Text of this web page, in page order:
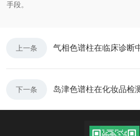
手段。
上一条 气相色谱柱在临床诊断
下一条 岛津色谱柱在化妆品检